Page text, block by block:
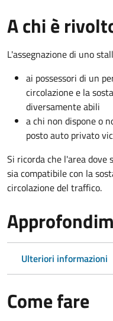
A chi è
L'assegnazione di uno
ai possessori di un
circolazione e la
diversamente abili
a chi non dispone o
posto auto privato
Si ricorda che l'area dove
sia compatibile con la
circolazione del traffico.
Ulteriori informazioni
Come fare